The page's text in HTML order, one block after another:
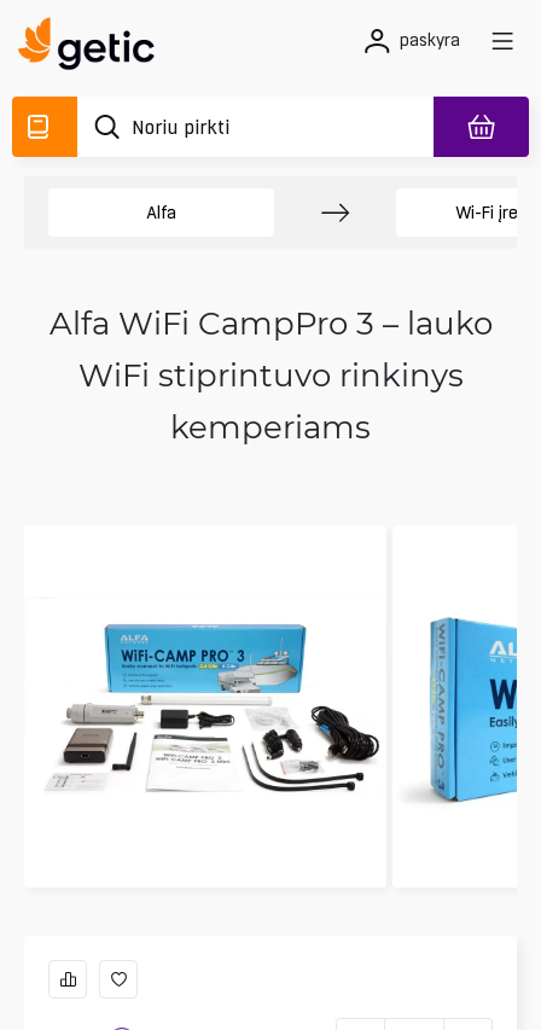
paskyra
Alfa Wi-Fi
Alfa WiFi CampPro 3 – lauko
WiFi stiprintuvo rinkinys
kemperiams